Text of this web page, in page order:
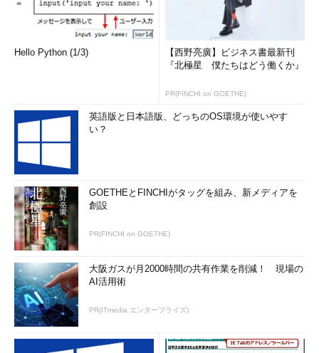
Hello Python (1/3)
【西野亮廣】ビジネス書最新刊
『北極星 僕たちはどう働くか』
PR(FINCHI on GOETHE)
英語版と日本語版、どっちのOS環境が使いやす
い？
GOETHEとFINCHIがタッグを組み、新メディアを
創設
PR(FINCHI on GOETHE)
大阪ガスが月2000時間の共有作業を削減！ 現場の
AI活用術
PR(ITmedia エンタープライズ)